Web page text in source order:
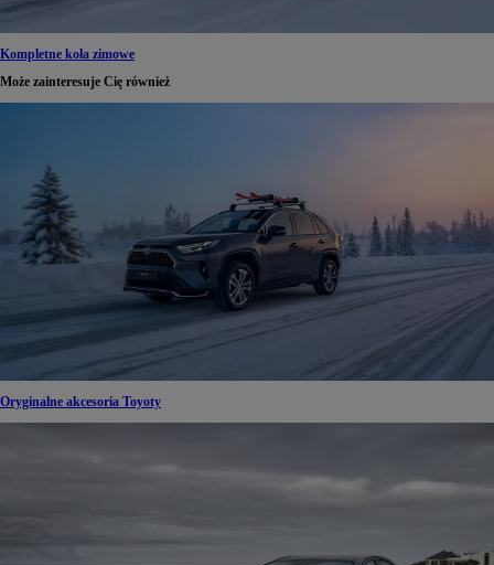
Kompletne koła zimowe
Może zainteresuje Cię również
Oryginalne akcesoria Toyoty